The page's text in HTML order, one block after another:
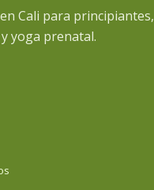
Cali para principiantes,
yoga prenatal.